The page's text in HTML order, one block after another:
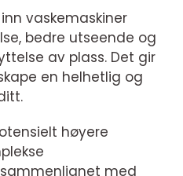
vaskemaskiner
bedre utseende og
av plass. Det gir
en helhetlig og
høyere
med